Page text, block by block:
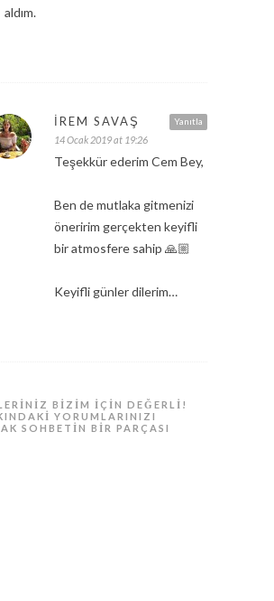
aldım.
Yanıtla
İREM SAVAŞ
14 Ocak 2019 at 19:26
Teşekkür ederim Cem Bey,
Ben de mutlaka gitmenizi
öneririm gerçekten keyifli
bir atmosfere sahip 🙏🏼
Keyifli günler dilerim…
BIZIM IÇIN DEĞERLI!
YORUMLARINIZI
SOHBETIN BIR PARÇASI